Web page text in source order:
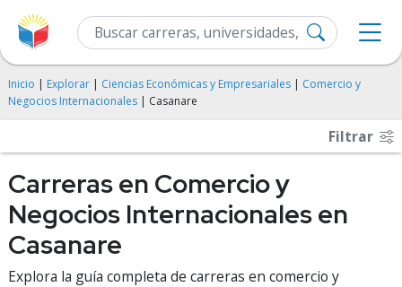
Inicio | Explorar | Ciencias Económicas y Empresariales | Comercio y
Negocios Internacionales | Casanare
Filtrar
Carreras en Comercio y
Negocios Internacionales en
Casanare
Explora la guía completa de carreras en comercio y